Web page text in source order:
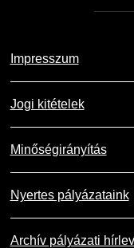
Impresszum
Jogi kitételek
Minőségirányítás
Nyertes pályázataink
Archív pályázati